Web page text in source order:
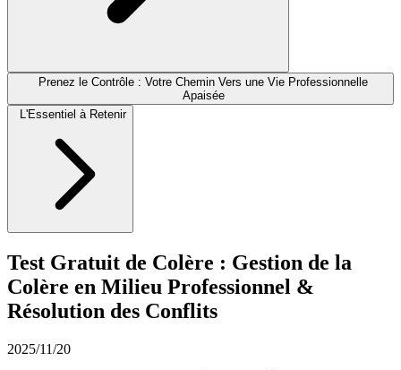
Prenez le Contrôle : Votre Chemin Vers une Vie Professionnelle
Apaisée
L'Essentiel à Retenir
Test Gratuit de Colère : Gestion de la
Colère en Milieu Professionnel &
Résolution des Conflits
2025/11/20